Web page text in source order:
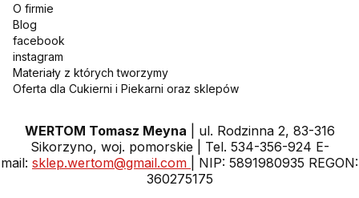
O firmie
Blog
facebook
instagram
Materiały z których tworzymy
Oferta dla Cukierni i Piekarni oraz sklepów
WERTOM Tomasz Meyna | ul. Rodzinna 2, 83-316
Sikorzyno, woj. pomorskie | Tel. 534-356-924 E-
mail: sklep.wertom@gmail.com
| NIP: 5891980935 REGON:
360275175